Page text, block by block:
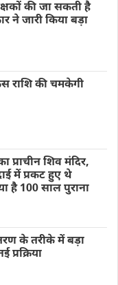
की जा सकती है
ने जारी किया बड़ा
राशि की चमकेगी
प्राचीन शिव मंदिर,
में प्रकट हुए थे
है 100 साल पुराना
के तरीके में बड़ा